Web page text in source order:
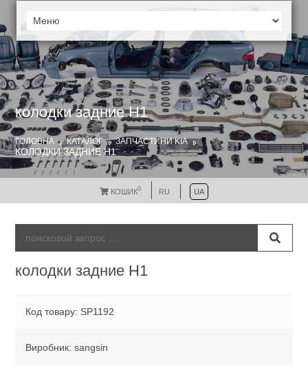
колодки задние H1
ГОЛОВНА КАТАЛОГ ЗАПЧАСТИНИ KIA
КОЛОДКИ ЗАДНИЕ H1
КОШИК0 RU UA
колодки задние H1
Код товару: SP1192
Виробник: sangsin